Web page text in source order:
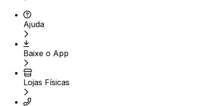
Ajuda
Baixe o App
Lojas Físicas